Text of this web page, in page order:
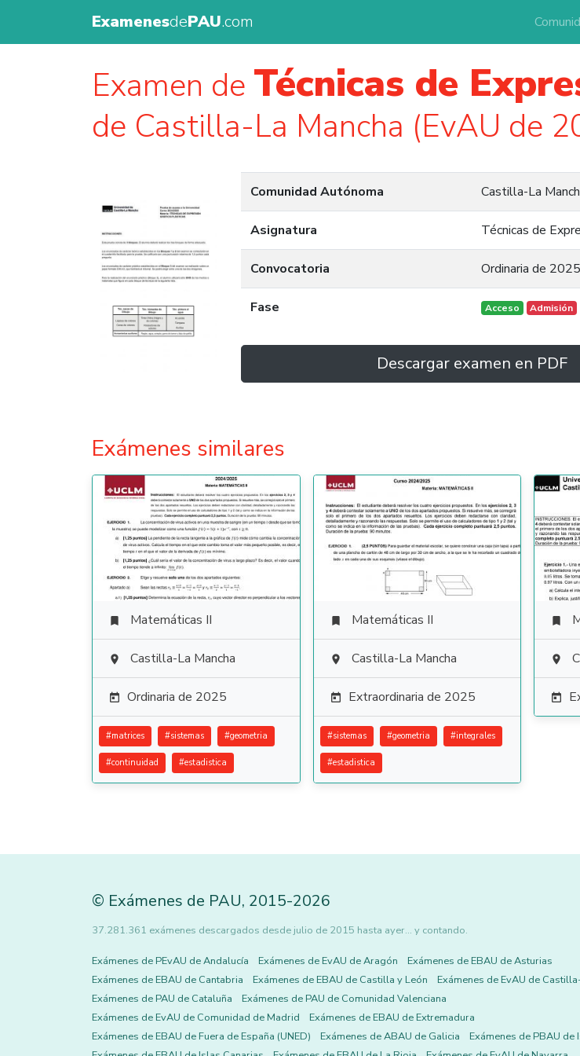
ExamenesdePAU.com
Examen de Técnicas de
de Castilla-La Mancha (EvAU de
Comunidad Autónoma Castilla-La
Asignatura Técnicas de
Convocatoria Ordinaria de 2025
Fase Acceso Admisión
Descargar examen en PDF
Exámenes similares
 Matemáticas II
 Castilla-La Mancha
 Ordinaria de 2025
#matrices #sistemas #geometria
#continuidad #estadistica
 Matemáticas II
 Castilla-La Mancha
 Extraordinaria de 2025
#sistemas #geometria #integrales
#estadistica



© Exámenes de PAU, 2015-2026
37.281.361 exámenes descargados desde julio de 2015 hasta ayer... y contando.
Exámenes de PEvAU de Andalucía Exámenes de EvAU de Aragón
Exámenes de EBAU de Asturias
Exámenes de EBAU de Cantabria
Exámenes de EBAU de Castilla y León
Exámenes de EvAU de
Exámenes de PAU de Cataluña
Exámenes de PAU de Comunidad Valenciana
Exámenes de EvAU de Comunidad de Madrid
Exámenes de EBAU de Extremadura
Exámenes de EBAU de Fuera de España (UNED)
Exámenes de ABAU de Galicia
Exámenes de PBAU de